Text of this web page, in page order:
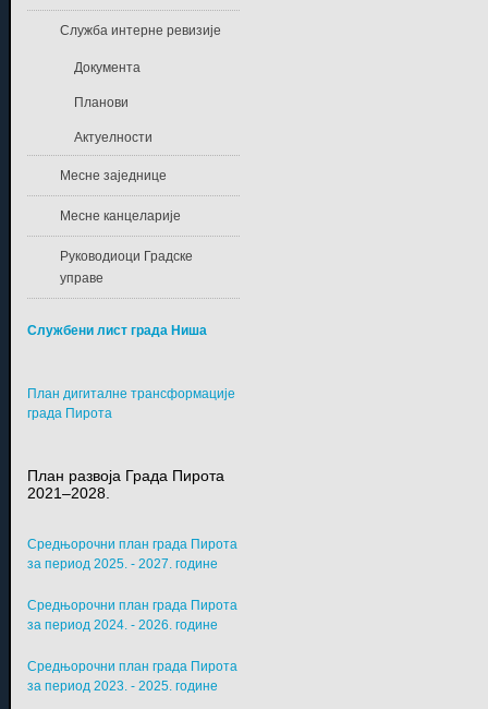
Служба интерне ревизије
Документа
Планови
Актуелности
Месне заједнице
Месне канцеларије
Руководиоци Градске
управе
Службени лист града Ниша
План дигиталне трансформације
града Пирота
План развоја Града Пирота
2021–2028.
Средњорочни план града Пирота
за период 2025. - 2027. године
Средњорочни план града Пирота
за период 2024. - 2026. године
Средњорочни план града Пирота
за период 2023. - 2025. године